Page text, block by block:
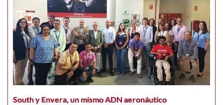
South y Envera, un mismo ADN aeronáutico